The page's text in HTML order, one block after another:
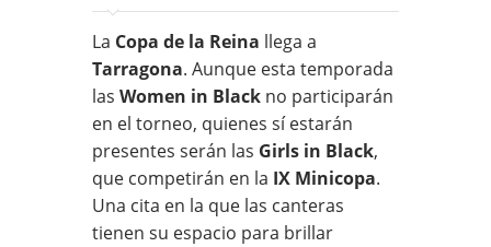
La Copa de la Reina llega a
Tarragona. Aunque esta temporada
las Women in Black no participarán
en el torneo, quienes sí estarán
presentes serán las Girls in Black,
que competirán en la IX Minicopa.
Una cita en la que las canteras
tienen su espacio para brillar